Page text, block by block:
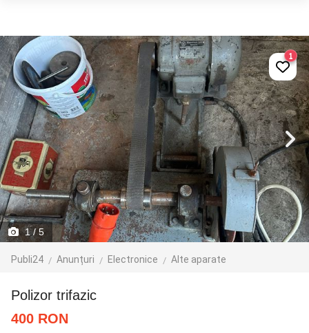
1/ 5
Publi24 Anunțuri Electronice Alte aparate
1
Polizor trifazic
400 RON